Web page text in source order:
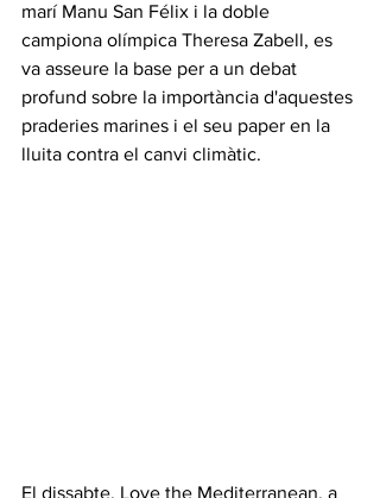
marí Manu San Félix i la doble
campiona olímpica Theresa Zabell, es
va asseure la base per a un debat
profund sobre la importància d'aquestes
praderies marines i el seu paper en la
lluita contra el canvi climàtic.
El dissabte, Love the Mediterranean, a